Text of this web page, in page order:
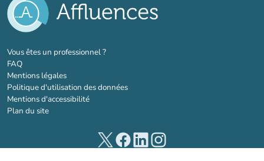
Vous êtes un professionnel ?(nouvel onglet)
FAQ
Mentions légales
Politique d'utilisation des données
Mentions d'accessibilité
Plan du site
(nouvel onglet)
(nouvel onglet)
(nouvel onglet)